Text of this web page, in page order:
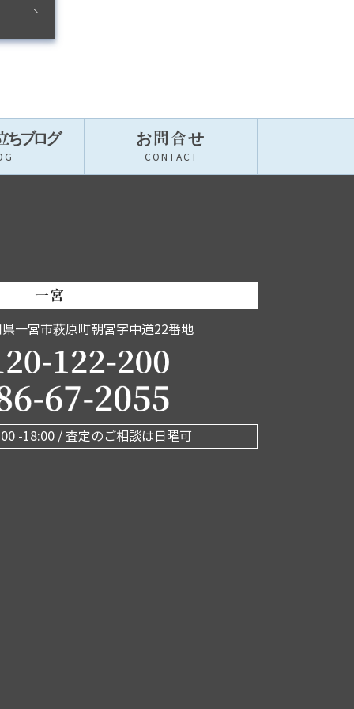
ちブログ お問合せ
CONTACT
一宮
県一宮市萩原町朝宮字中道22番地
-18:00 / 査定のご相談は日曜可